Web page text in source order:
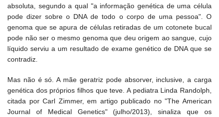
absoluta, segundo a qual "a informação genética de uma célula
pode dizer sobre o DNA de todo o corpo de uma pessoa". O
genoma que se apura de células retiradas de um cotonete bucal
pode não ser o mesmo genoma que deu origem ao sangue, cujo
líquido serviu a um resultado de exame genético de DNA que se
contradiz.
Mas não é só. A mãe geratriz pode absorver, inclusive, a carga
genética dos próprios filhos que teve. A pediatra Linda Randolph,
citada por Carl Zimmer, em artigo publicado no "The American
Journal of Medical Genetics" (julho/2013), sinaliza que os